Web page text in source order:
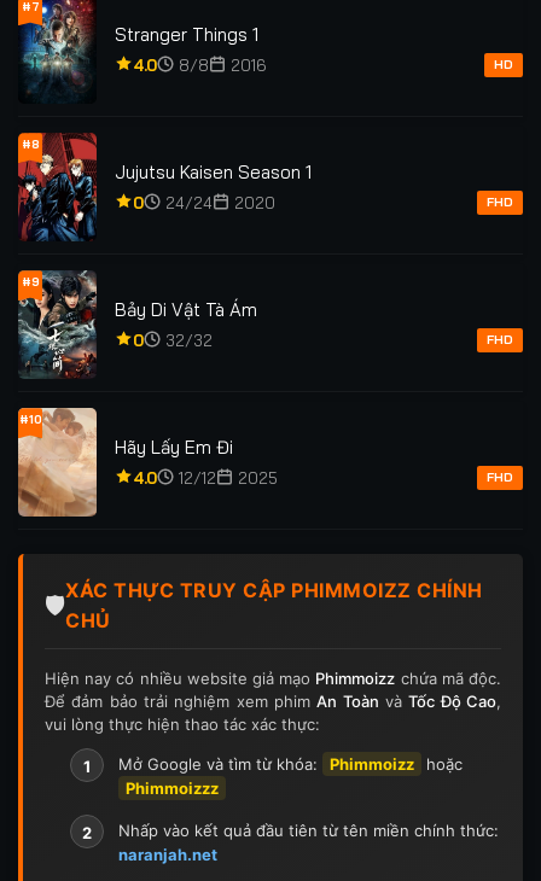
#7
Stranger Things 1
4.0 8/8 2016 HD
#8
Jujutsu Kaisen Season 1
0 24/24 2020 FHD
#9
Bảy Di Vật Tà Ám
0 32/32 FHD
#10
Hãy Lấy Em Đi
4.0 12/12 2025 FHD
🛡️
XÁC THỰC TRUY CẬP PHIMMOIZZ CHÍNH
CHỦ
Hiện nay có nhiều website giả mạo Phimmoizz chứa mã độc.
Để đảm bảo trải nghiệm xem phimAn Toàn vàTốc Độ Cao,
vui lòng thực hiện thao tác xác thực:
1 Mở Google và tìm từ khóa: Phimmoizz
hoặc
Phimmoizzz
2
Nhấp vào kết quả đầu tiên từ tên miền chính thức:
naranjah.net